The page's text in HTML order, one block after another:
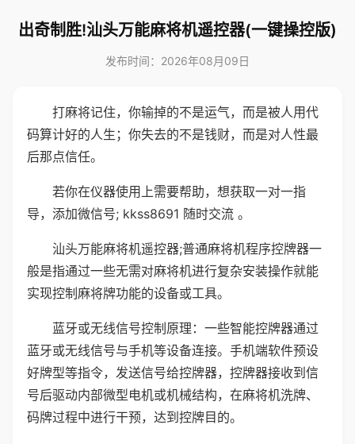
出奇制胜!汕头万能麻将机遥控器(一键操控版)
发布时间：2026年08月09日
打麻将记住，你输掉的不是运气，而是被人用代
码算计好的人生；你失去的不是钱财，而是对人性最
后那点信任。
若你在仪器使用上需要帮助，想获取一对一指
导，添加微信号; kkss8691 随时交流 。
汕头万能麻将机遥控器;普通麻将机程序控牌器一
般是指通过一些无需对麻将机进行复杂安装操作就能
实现控制麻将牌功能的设备或工具。
蓝牙或无线信号控制原理：一些智能控牌器通过
蓝牙或无线信号与手机等设备连接。手机端软件预设
好牌型等指令，发送信号给控牌器，控牌器接收到信
号后驱动内部微型电机或机械结构，在麻将机洗牌、
码牌过程中进行干预，达到控牌目的。